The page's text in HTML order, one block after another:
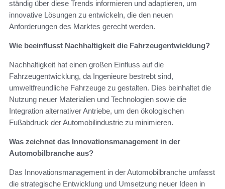
ständig über diese Trends informieren und adaptieren, um
innovative Lösungen zu entwickeln, die den neuen
Anforderungen des Marktes gerecht werden.
Wie beeinflusst Nachhaltigkeit die Fahrzeugentwicklung?
Nachhaltigkeit hat einen großen Einfluss auf die
Fahrzeugentwicklung, da Ingenieure bestrebt sind,
umweltfreundliche Fahrzeuge zu gestalten. Dies beinhaltet die
Nutzung neuer Materialien und Technologien sowie die
Integration alternativer Antriebe, um den ökologischen
Fußabdruck der Automobilindustrie zu minimieren.
Was zeichnet das Innovationsmanagement in der
Automobilbranche aus?
Das Innovationsmanagement in der Automobilbranche umfasst
die strategische Entwicklung und Umsetzung neuer Ideen in